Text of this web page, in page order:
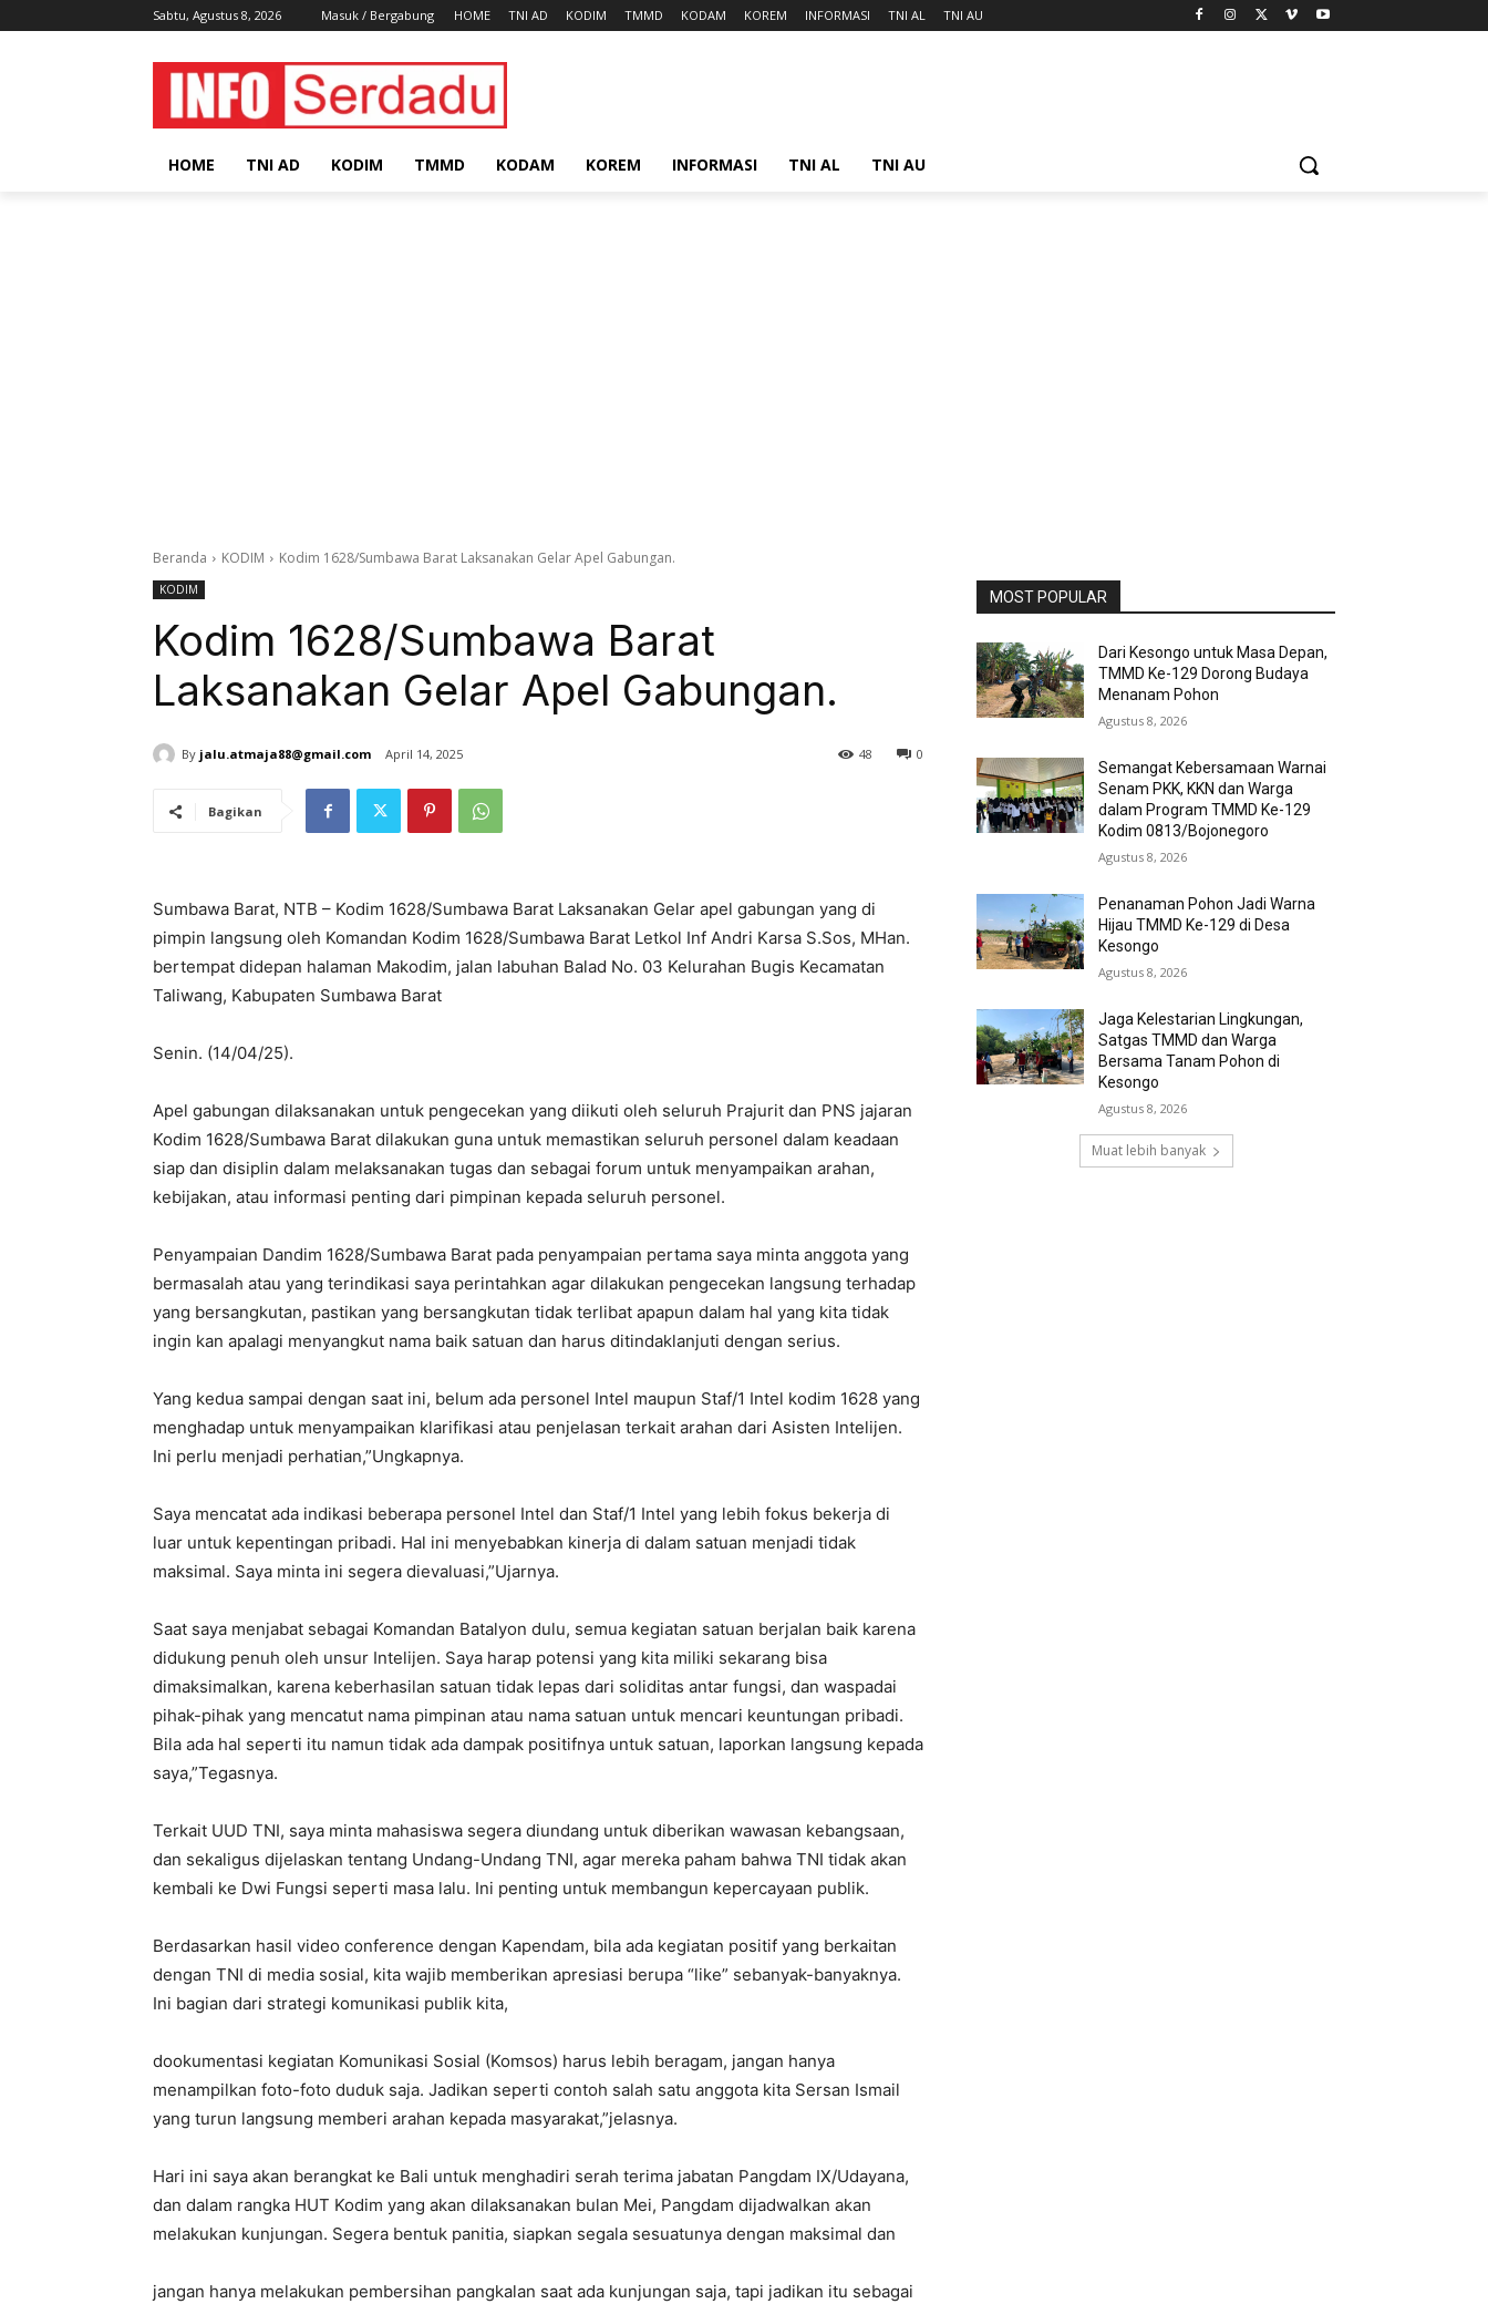
Sabtu, Agustus 8, 2026 Masuk / Bergabung HOME TNI AD KODIM TMMD KODAM KOREM INFORMASI TNI AL TNI AU
HOME TNI AD KODIM TMMD KODAM KOREM INFORMASI TNI AL TNI AU
Beranda KODIM Kodim 1628/Sumbawa Barat Laksanakan Gelar Apel Gabungan.
KODIM
Kodim 1628/Sumbawa Barat
Laksanakan Gelar Apel Gabungan.
By jalu.atmaja88@gmail.com April 14, 2025 0
48
Bagikan
Sumbawa Barat, NTB – Kodim 1628/Sumbawa Barat Laksanakan Gelar apel gabungan yang di
pimpin langsung oleh Komandan Kodim 1628/Sumbawa Barat Letkol Inf Andri Karsa S.Sos, MHan.
bertempat didepan halaman Makodim, jalan labuhan Balad No. 03 Kelurahan Bugis Kecamatan
Taliwang, Kabupaten Sumbawa Barat
Senin. (14/04/25).
Apel gabungan dilaksanakan untuk pengecekan yang diikuti oleh seluruh Prajurit dan PNS jajaran
Kodim 1628/Sumbawa Barat dilakukan guna untuk memastikan seluruh personel dalam keadaan
siap dan disiplin dalam melaksanakan tugas dan sebagai forum untuk menyampaikan arahan,
kebijakan, atau informasi penting dari pimpinan kepada seluruh personel.
Penyampaian Dandim 1628/Sumbawa Barat pada penyampaian pertama saya minta anggota yang
bermasalah atau yang terindikasi saya perintahkan agar dilakukan pengecekan langsung terhadap
yang bersangkutan, pastikan yang bersangkutan tidak terlibat apapun dalam hal yang kita tidak
ingin kan apalagi menyangkut nama baik satuan dan harus ditindaklanjuti dengan serius.
Yang kedua sampai dengan saat ini, belum ada personel Intel maupun Staf/1 Intel kodim 1628 yang
menghadap untuk menyampaikan klarifikasi atau penjelasan terkait arahan dari Asisten Intelijen.
Ini perlu menjadi perhatian,”Ungkapnya.
Saya mencatat ada indikasi beberapa personel Intel dan Staf/1 Intel yang lebih fokus bekerja di
luar untuk kepentingan pribadi. Hal ini menyebabkan kinerja di dalam satuan menjadi tidak
maksimal. Saya minta ini segera dievaluasi,”Ujarnya.
Saat saya menjabat sebagai Komandan Batalyon dulu, semua kegiatan satuan berjalan baik karena
didukung penuh oleh unsur Intelijen. Saya harap potensi yang kita miliki sekarang bisa
dimaksimalkan, karena keberhasilan satuan tidak lepas dari soliditas antar fungsi, dan waspadai
pihak-pihak yang mencatut nama pimpinan atau nama satuan untuk mencari keuntungan pribadi.
Bila ada hal seperti itu namun tidak ada dampak positifnya untuk satuan, laporkan langsung kepada
saya,”Tegasnya.
Terkait UUD TNI, saya minta mahasiswa segera diundang untuk diberikan wawasan kebangsaan,
dan sekaligus dijelaskan tentang Undang-Undang TNI, agar mereka paham bahwa TNI tidak akan
kembali ke Dwi Fungsi seperti masa lalu. Ini penting untuk membangun kepercayaan publik.
Berdasarkan hasil video conference dengan Kapendam, bila ada kegiatan positif yang berkaitan
dengan TNI di media sosial, kita wajib memberikan apresiasi berupa “like” sebanyak-banyaknya.
Ini bagian dari strategi komunikasi publik kita,
dookumentasi kegiatan Komunikasi Sosial (Komsos) harus lebih beragam, jangan hanya
menampilkan foto-foto duduk saja. Jadikan seperti contoh salah satu anggota kita Sersan Ismail
yang turun langsung memberi arahan kepada masyarakat,”jelasnya.
Hari ini saya akan berangkat ke Bali untuk menghadiri serah terima jabatan Pangdam IX/Udayana,
dan dalam rangka HUT Kodim yang akan dilaksanakan bulan Mei, Pangdam dijadwalkan akan
melakukan kunjungan. Segera bentuk panitia, siapkan segala sesuatunya dengan maksimal dan
jangan hanya melakukan pembersihan pangkalan saat ada kunjungan saja, tapi jadikan itu sebagai
MOST POPULAR
Dari Kesongo untuk Masa Depan,
TMMD Ke-129 Dorong Budaya
Menanam Pohon
Agustus 8, 2026
Semangat Kebersamaan Warnai
Senam PKK, KKN dan Warga
dalam Program TMMD Ke-129
Kodim 0813/Bojonegoro
Agustus 8, 2026
Penanaman Pohon Jadi Warna
Hijau TMMD Ke-129 di Desa
Kesongo
Agustus 8, 2026
Jaga Kelestarian Lingkungan,
Satgas TMMD dan Warga
Bersama Tanam Pohon di
Kesongo
Agustus 8, 2026
Muat lebih banyak